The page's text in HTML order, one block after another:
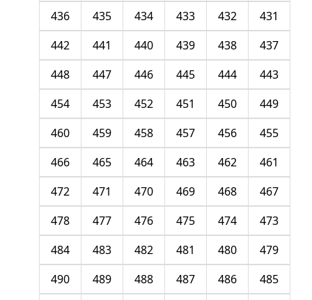
431
432
433
434
435
436
437
438
439
440
441
442
443
444
445
446
447
448
449
450
451
452
453
454
455
456
457
458
459
460
461
462
463
464
465
466
467
468
469
470
471
472
473
474
475
476
477
478
479
480
481
482
483
484
485
486
487
488
489
490